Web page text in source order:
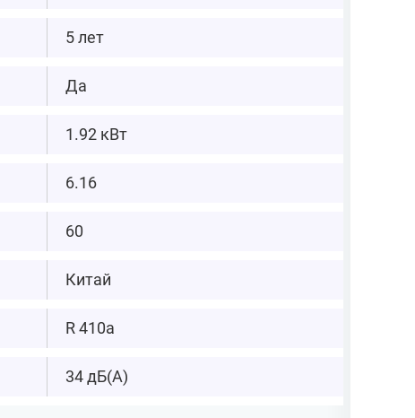
5 лет
Да
1.92 кВт
6.16
60
Китай
R 410а
34 дБ(А)